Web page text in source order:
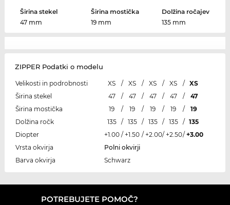
Širina stekel
47 mm
Širina mostička
19 mm
Dolžina ročajev
135 mm
ZIPPER Podatki o modelu
Velikosti in podrobnosti XS / XS / XS / XS /
XS
Širina stekel
47 / 47 / 47 / 47 /
47
Širina mostička
19 / 19 / 19 / 19 /
19
Dolžina ročk
135 / 135 / 135 / 135 / 135
Diopter
+1.00 / +1.50 / +2.00/ +2.50/ +3.00
Vrsta okvirja
Polni okvirji
Barva okvirja
Schwarz
POTREBUJETE POMOČ?